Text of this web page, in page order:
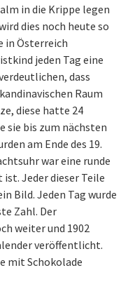
in die Krippe legen
dies noch heute so
in Österreich
jeden Tag eine
dass
Raum
diese hatte 24
sie bis zum nächsten
am Ende des 19.
war eine runde
Jeder dieser Teile
Bild. Jeden Tag wurde
Zahl. Der
weiter und 1902
veröffentlicht.
mit Schokolade